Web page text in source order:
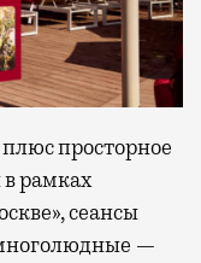
просторное
рамках
сеансы
—